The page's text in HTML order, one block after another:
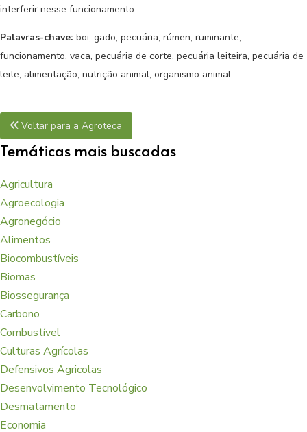
interferir nesse funcionamento.
Palavras-chave: boi, gado, pecuária, rúmen, ruminante,
funcionamento, vaca, pecuária de corte, pecuária leiteira, pecuária de
leite, alimentação, nutrição animal, organismo animal.
Voltar para a Agroteca
Temáticas mais buscadas
Agricultura
Agroecologia
Agronegócio
Alimentos
Biocombustíveis
Biomas
Biossegurança
Carbono
Combustível
Culturas Agrícolas
Defensivos Agricolas
Desenvolvimento Tecnológico
Desmatamento
Economia